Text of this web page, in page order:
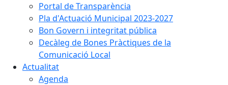
Portal de Transparència
Pla d'Actuació Municipal 2023-2027
Bon Govern i integritat pública
Decàleg de Bones Pràctiques de la
Comunicació Local
Actualitat
Agenda